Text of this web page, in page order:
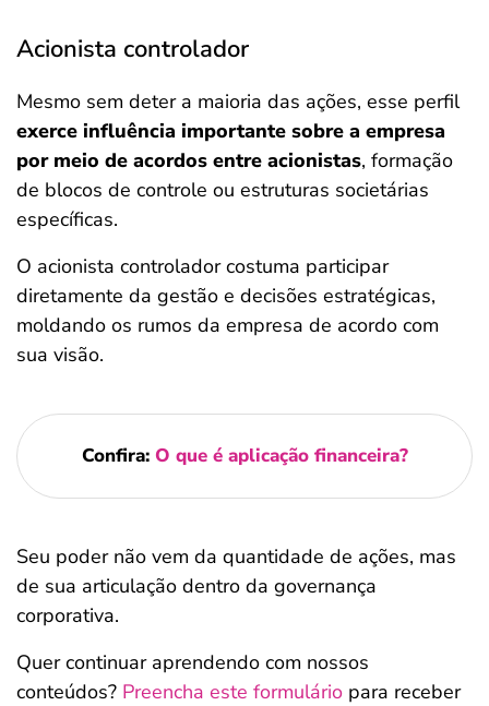
Acionista controlador
Mesmo sem deter a maioria das ações, esse perfil
exerce influência importante sobre a empresa
por meio de acordos entre acionistas, formação
de blocos de controle ou estruturas societárias
específicas.
O acionista controlador costuma participar
diretamente da gestão e decisões estratégicas,
moldando os rumos da empresa de acordo com
sua visão.
Confira: O que é aplicação financeira?
Seu poder não vem da quantidade de ações, mas
de sua articulação dentro da governança
corporativa.
Quer continuar aprendendo com nossos
conteúdos? Preencha este formulário para receber